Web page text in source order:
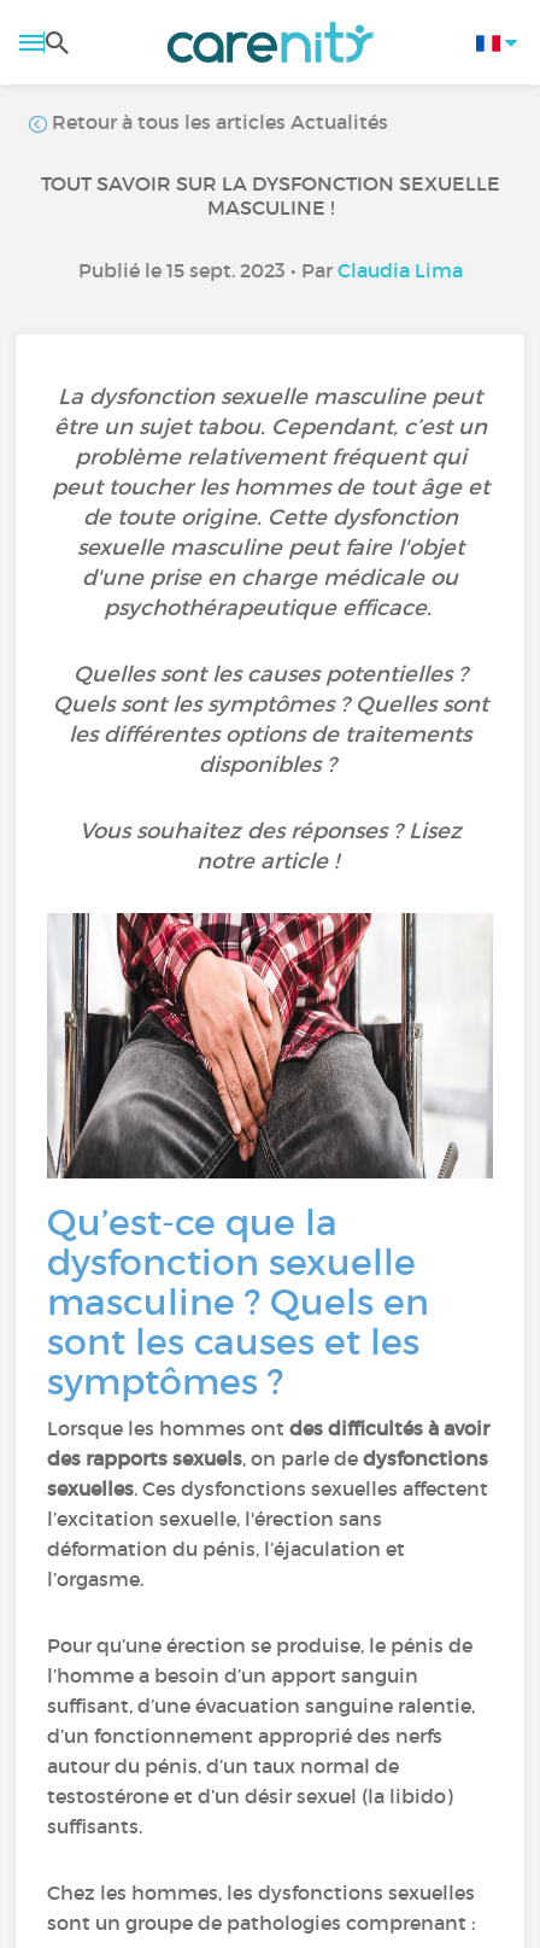
Retour à tous les articles Actualités
TOUT SAVOIR SUR LA DYSFONCTION SEXUELLE
MASCULINE !
Publié le 15 sept. 2023 • Par Claudia Lima
La dysfonction sexuelle masculine peut
être un sujet tabou. Cependant, c’est un
problème relativement fréquent qui
peut toucher les hommes de tout âge et
de toute origine. Cette dysfonction
sexuelle masculine peut faire l'objet
d'une prise en charge médicale ou
psychothérapeutique efficace.
Quelles sont les causes potentielles ?
Quels sont les symptômes ? Quelles sont
les différentes options de traitements
disponibles ?
Vous souhaitez des réponses ? Lisez
notre article !
Qu’est-ce que la
dysfonction sexuelle
masculine ? Quels en
sont les causes et les
symptômes ?
Lorsque les hommes ontdes difficultés à avoir
des rapports sexuels, on parle dedysfonctions
sexuelles. Ces dysfonctions sexuelles affectent
l’excitation sexuelle, l'érection sans
déformation du pénis, l’éjaculation et
l’orgasme.
Pour qu’une érection se produise, le pénis de
l’homme a besoin d’un apport sanguin
suffisant, d’une évacuation sanguine ralentie,
d’un fonctionnement approprié des nerfs
autour du pénis, d’un taux normal de
testostérone et d’un désir sexuel (la libido)
suffisants.
Chez les hommes, les dysfonctions sexuelles
sont un groupe de pathologies comprenant :